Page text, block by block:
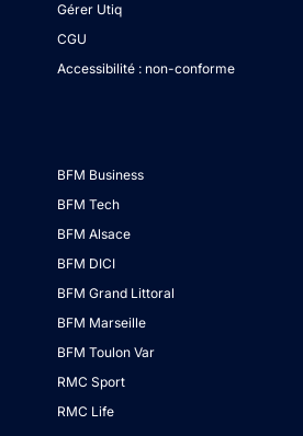
Gérer Utiq
CGU
Accessibilité : non-conforme
BFM Business
BFM Tech
BFM Alsace
BFM DICI
BFM Grand Littoral
BFM Marseille
BFM Toulon Var
RMC Sport
RMC Life